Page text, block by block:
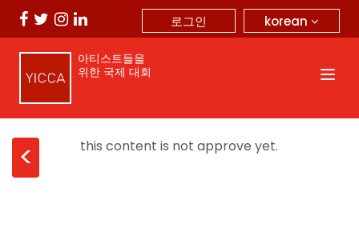
korean
로그인
아티스트들을
위한 국제 대회
< this content is not approve yet.